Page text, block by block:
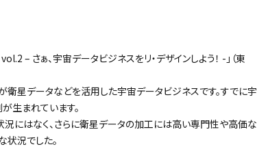
– さぁ、宇宙データビジネスをリ・デザインしよう！ -」（東
星データなどを活用した宇宙データビジネスです。すでに宇
生まれています。
にはなく、さらに衛星データの加工には高い専門性や高価な
状況でした。